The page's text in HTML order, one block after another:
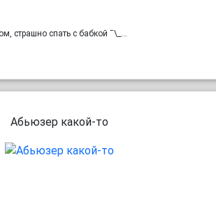
страшно спать с бабкой ¯\_…
Абьюзер какой-то